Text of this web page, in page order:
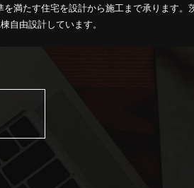
満たす住宅を設計から施工まで承ります。
自由設計しています。